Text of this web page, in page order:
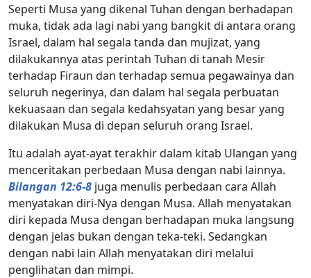
Seperti Musa yang dikenal Tuhan dengan berhadapan
muka, tidak ada lagi nabi yang bangkit di antara orang
Israel, dalam hal segala tanda dan mujizat, yang
dilakukannya atas perintah Tuhan di tanah Mesir
terhadap Firaun dan terhadap semua pegawainya dan
seluruh negerinya, dan dalam hal segala perbuatan
kekuasaan dan segala kedahsyatan yang besar yang
dilakukan Musa di depan seluruh orang Israel.
Itu adalah ayat-ayat terakhir dalam kitab Ulangan yang
menceritakan perbedaan Musa dengan nabi lainnya.
Bilangan 12:6-8 juga menulis perbedaan cara Allah
menyatakan diri-Nya dengan Musa. Allah menyatakan
diri kepada Musa dengan berhadapan muka langsung
dengan jelas bukan dengan teka-teki. Sedangkan
dengan nabi lain Allah menyatakan diri melalui
penglihatan dan mimpi.